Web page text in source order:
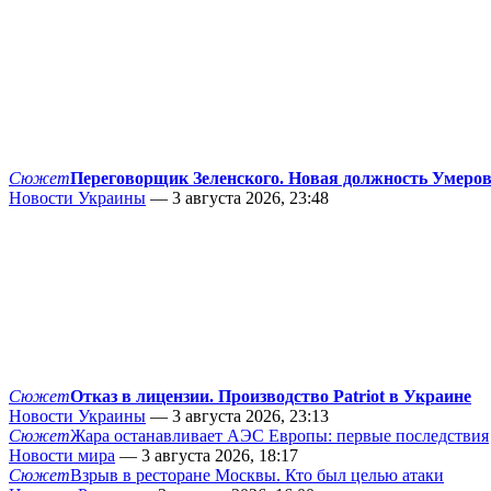
СюжетПереговорщик Зеленского. Новая должность
Новости Украины — 3 августа 2026, 23:48
СюжетОтказ в лицензии. Производство Patriot в Украине
Новости Украины — 3 августа 2026, 23:13
СюжетЖара останавливает АЭС Европы: первые последствия
Новости мира — 3 августа 2026, 18:17
СюжетВзрыв в ресторане Москвы. Кто был целью атаки